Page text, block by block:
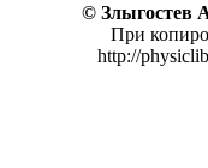
© Злыгостев
При
http://